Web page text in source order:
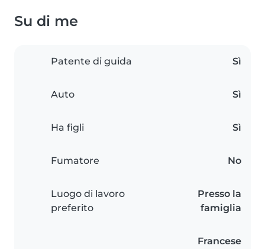
Su di me
Patente di guida Sì
Auto Sì
Ha figli Sì
Fumatore No
Luogo di lavoro
preferito
Presso la
famiglia
Francese